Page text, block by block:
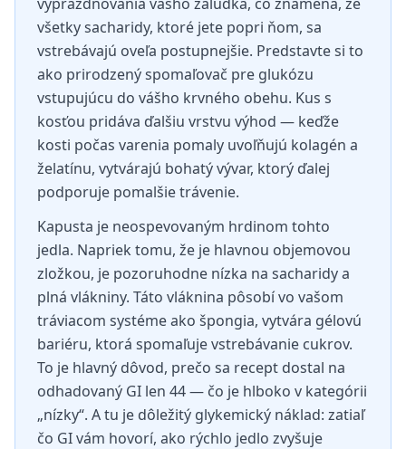
všetky sacharidy, ktoré jete popri ňom, sa
vstrebávajú oveľa postupnejšie. Predstavte si to
ako prirodzený spomaľovač pre glukózu
vstupujúcu do vášho krvného obehu. Kus s
kosťou pridáva ďalšiu vrstvu výhod — keďže
kosti počas varenia pomaly uvoľňujú kolagén a
želatínu, vytvárajú bohatý vývar, ktorý ďalej
podporuje pomalšie trávenie.
Kapusta je neospevovaným hrdinom tohto
jedla. Napriek tomu, že je hlavnou objemovou
zložkou, je pozoruhodne nízka na sacharidy a
plná vlákniny. Táto vláknina pôsobí vo vašom
tráviacom systéme ako špongia, vytvára gélovú
bariéru, ktorá spomaľuje vstrebávanie cukrov.
To je hlavný dôvod, prečo sa recept dostal na
odhadovaný GI len 44 — čo je hlboko v kategórii
„nízky“. A tu je dôležitý glykemický náklad: zatiaľ
čo GI vám hovorí, ako rýchlo jedlo zvyšuje